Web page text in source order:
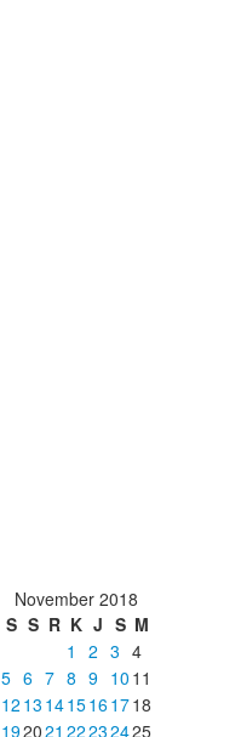
November 2018
S S R K J S M
1
2 3 4
5 6 7 8 9 10 11
12 13 1415161718
192021 22232425